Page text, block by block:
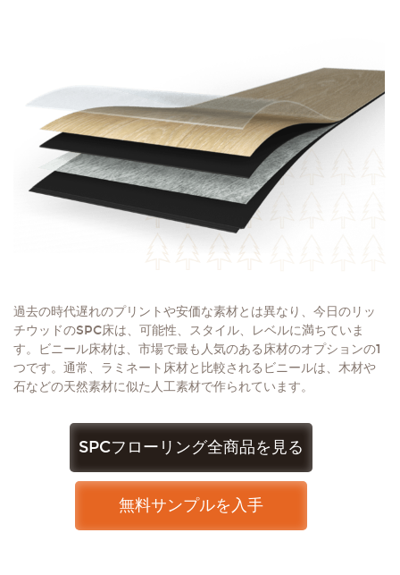
過去の時代遅れのプリントや安価な素材とは異なり、今日のリッ
チウッドのSPC床は、可能性、スタイル、レベルに満ちていま
す。ビニール床材は、市場で最も人気のある床材のオプションの1
つです。通常、ラミネート床材と比較されるビニールは、木材や
石などの天然素材に似た人工素材で作られています。
SPCフローリング全商品を見る
無料サンプルを入手